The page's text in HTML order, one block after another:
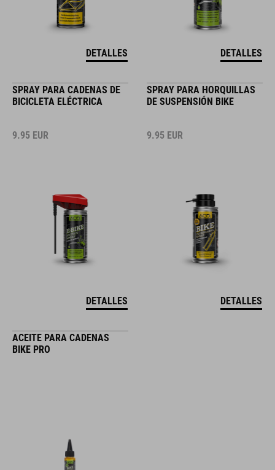
DETALLES DETALLES
SPRAY PARA CADENAS DE
BICICLETA ELÉCTRICA
9.95 EUR
DETALLES
SPRAY PARA HORQUILLAS
DE SUSPENSIÓN BIKE
9.95 EUR
DETALLES
ACEITE PARA CADENAS
BIKE PRO